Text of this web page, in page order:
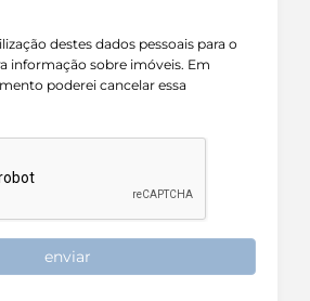
destes dados pessoais para o
informação sobre imóveis. Em
poderei cancelar essa
enviar